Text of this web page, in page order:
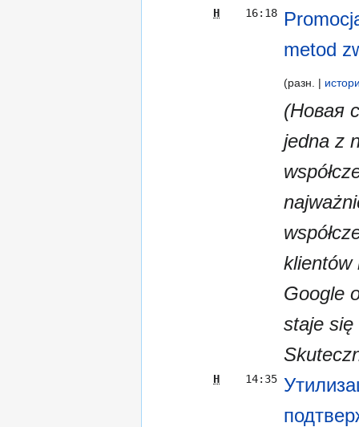
Н 16:18
metod
разн.
(Новая
jedna z
klientów
Google
staje się
Н 14:35